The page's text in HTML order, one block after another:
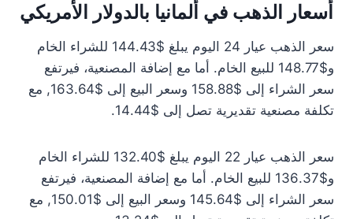
أسعار الذهب في ألمانيا بالدولار الأمريكي
سعر الذهب عيار 24 اليوم يبلغ $144.43 للشراء الخام
و$148.77 للبيع الخام. أما مع إضافة المصنعية، فيرتفع
سعر الشراء إلى $158.88 وسعر البيع إلى $163.64, مع
تكلفة مصنعية تقديرية تصل إلى $14.44.
سعر الذهب عيار 22 اليوم يبلغ $132.40 للشراء الخام
و$136.37 للبيع الخام. أما مع إضافة المصنعية، فيرتفع
سعر الشراء إلى $145.64 وسعر البيع إلى $150.01, مع